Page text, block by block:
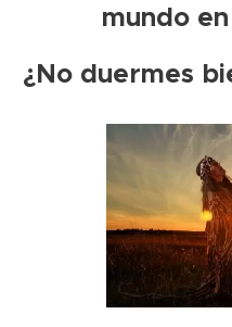
mundo
¿No duermes